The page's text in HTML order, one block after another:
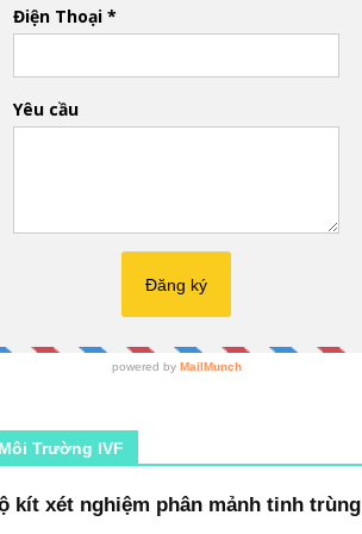
Trường IVF
kít xét nghiệm phân mảnh tinh trùng